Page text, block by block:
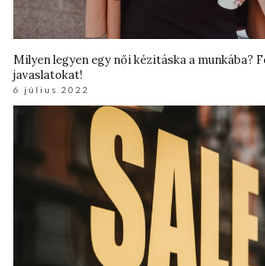
Milyen legyen egy női kézitáska a munkába?
javaslatokat!
6 július 2022